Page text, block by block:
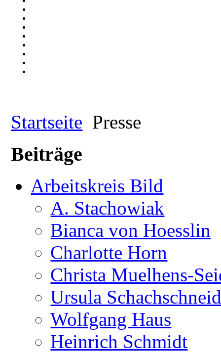
Startseite Presse
Beiträge
Arbeitskreis Bild
A. Stachowiak
Bianca von Hoesslin
Charlotte Horn
Christa Muelhens-
Ursula
Wolfgang Haus
Heinrich Schmidt